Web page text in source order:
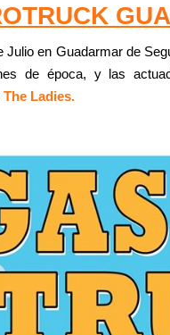
Julio en Guadarmar de
de época, y las
The Ladies.